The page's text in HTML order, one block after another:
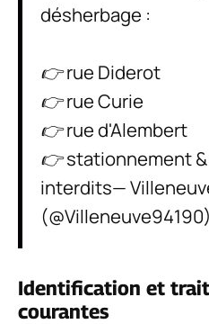
désherbage :
👉 rue Diderot
👉 rue Curie
👉 rue d'Alembert
👉 stationnement
interdits—
(@Villeneuve94190)
Identification et
courantes